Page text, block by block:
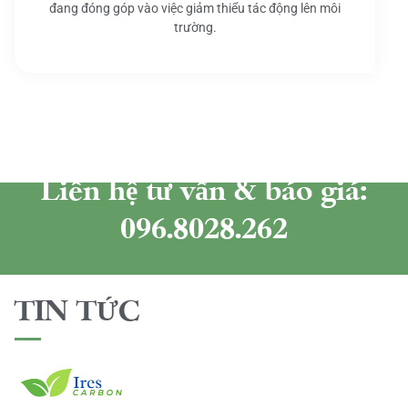
đang đóng góp vào việc giảm thiểu tác động lên môi
trường.
Liên hệ tư vấn & báo giá:
096.8028.262
TIN TỨC